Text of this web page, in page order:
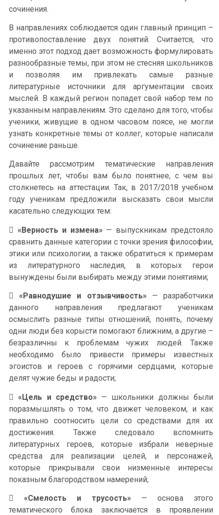
сочинения.
В направлениях соблюдается один главный принцип –
противопоставление двух понятий. Считается, что
именно этот подход дает возможность формулировать
разнообразные темы, при этом не стесняя школьников
и позволяя им привлекать самые разные
литературные источники для аргументации своих
мыслей. В каждый регион попадет свой набор тем по
указанным направлениям. Это сделано для того, чтобы
ученики, живущие в одном часовом поясе, не могли
узнать конкретные темы от коллег, которые написали
сочинение раньше.
Давайте рассмотрим тематические направления
прошлых лет, чтобы вам было понятнее, с чем вы
столкнетесь на аттестации. Так, в 2017/2018 учебном
году ученикам предложили высказать свои мысли
касательно следующих тем:
 «Верность и измена»— выпускникам предстояло
сравнить данные категории с точки зрения философии,
этики или психологии, а также обратиться к примерам
из литературного наследия, в которых герои
вынуждены были выбирать между этими понятиями;
«Равнодушие и отзывчивость»— разработчики
данного направления предлагают ученикам
осмыслить разные типы отношений, понять, почему
одни люди без корысти помогают ближним, а другие –
безразличны к проблемам чужих людей. Также
необходимо было привести примеры известных
эгоистов и героев с горячими сердцами, которые
делят чужие беды и радости;
«Цель и средство»— школьники должны были
поразмышлять о том, что движет человеком, и как
правильно соотносить цели со средствами для их
достижения. Также следовало вспомнить
литературных героев, которые избрали неверные
средства для реализации целей, и персонажей,
которые прикрывали свои низменные интересы
показным благородством намерений;
«Смелость и трусость»— основа этого
тематического блока заключается в проявлении